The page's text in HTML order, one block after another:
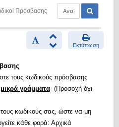
Πρόσβασης
Εκτύπωση
τους κωδικούς πρόσβασης
μικρά γράμματα(Προσοχή όχι
κωδικούς σας, ώστε να μη
κάθε φορά: Αρχικά